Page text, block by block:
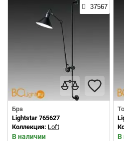
37567
Бра
Lightstar 765627
Коллекция: Loft
В наличии В